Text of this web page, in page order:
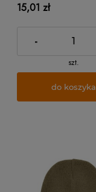
15,01 zł
-
szt.
do koszyka